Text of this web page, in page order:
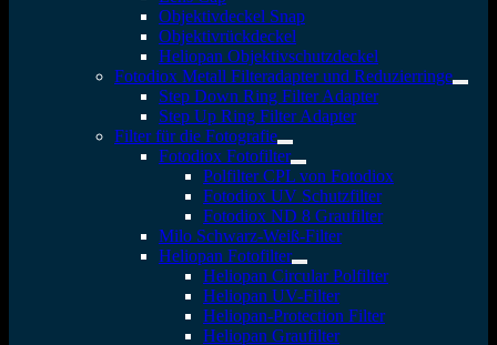
Objektivdeckel Snap
Objektivrückdeckel
Heliopan Objektivschutzdeckel
Fotodiox Metall Filteradapter und Reduzierringe
Step Down Ring Filter Adapter
Step Up Ring Filter Adapter
Filter für die Fotografie
Fotodiox Fotofilter
Polfilter CPL von Fotodiox
Fotodiox UV Schutzfilter
Fotodiox ND 8 Graufilter
Milo Schwarz-Weiß-Filter
Heliopan Fotofilter
Heliopan Circular Polfilter
Heliopan UV-Filter
Heliopan-Protection Filter
Heliopan Graufilter